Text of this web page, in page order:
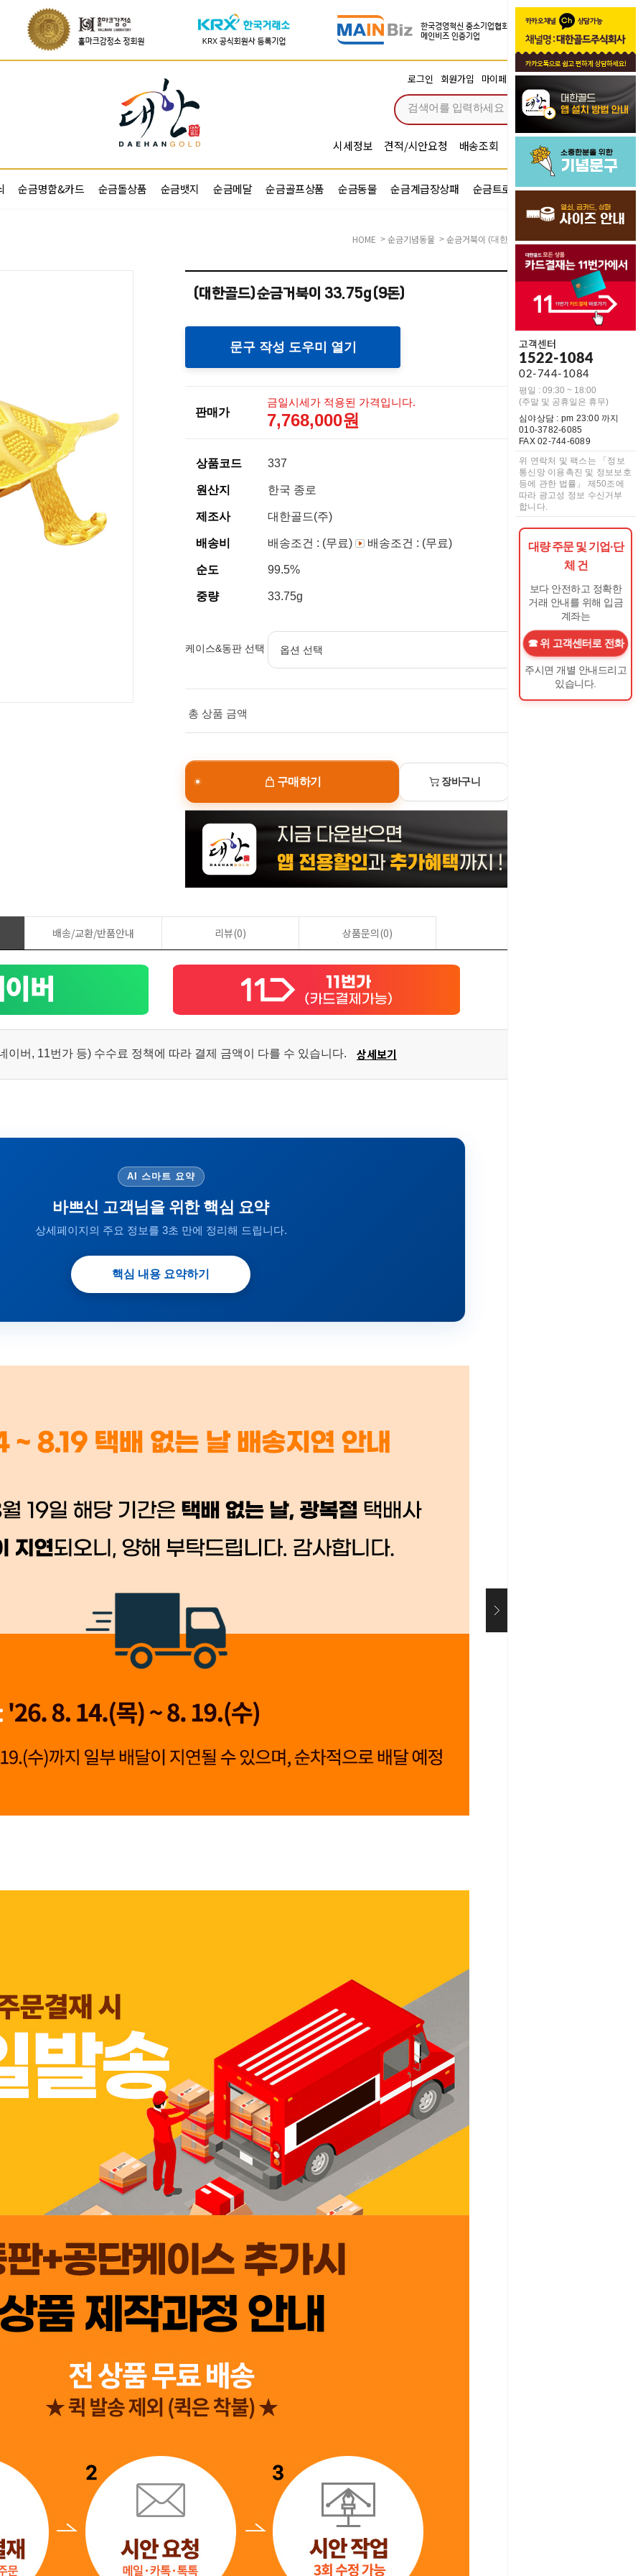
로그인 회원가입 마이페이지 주문조회 장바구니 0
시세정보 견적/시안요청 배송조회 시안확인 기념문구예문
순금명함&카드 순금돌상품 순금뱃지 순금메달 순금골프상품 순금동물 순금계급장상패 순금트로피 순금기업반지
고객센터
1522-1084
02-744-1084
평일 : 09:30 ~ 18:00
(주말 및 공휴일은 휴무)
심야상담 : pm 23:00 까지
010-3782-6085
FAX 02-744-6089
위 연락처 및 팩스는 「정보
통신망 이용촉진 및 정보보호
등에 관한 법률」 제50조에
따라 광고성 정보 수신거부
합니다.
대량 주문 및 기업·단
체 건
보다 안전하고 정확한
거래 안내를 위해 입금
계좌는
위 고객센터로 전화
주시면 개별 안내드리고
있습니다.
HOME > 순금기념동물 > 순금거북이 (대한골드)순금거북이 33.75g(9돈)
(대한골드)순금거북이 33.75g(9돈)
문구 작성 도우미 열기
판매가
금일시세가 적용된 가격입니다.
7,768,000원
상품코드 337
원산지 한국 종로
제조사 대한골드(주)
배송비 배송조건 : (무료) 배송조건 : (무료)
순도 99.5%
중량 33.75g
케이스&동판 선택
총 상품 금액
구매하기 장바구니
배송/교환/반품안내 리뷰(0) 상품문의(0)
이버, 11번가 등) 수수료 정책에 따라 결제 금액이 다를 수 있습니다. 상세보기
AI 스마트 요약
바쁘신 고객님을 위한 핵심 요약
상세페이지의 주요 정보를 3초 만에 정리해 드립니다.
핵심 내용 요약하기
👍 네, 도움 됐어요 👎 아뇨, 아쉬워요